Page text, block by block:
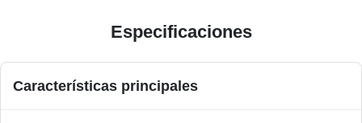
Especificaciones
Características principales